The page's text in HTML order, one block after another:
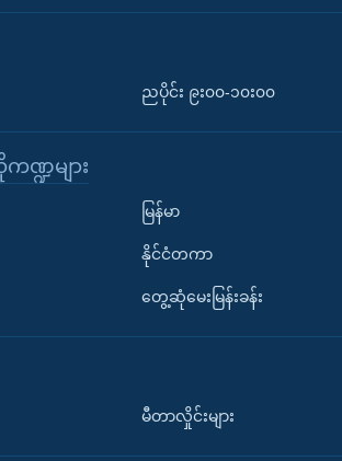
ညပိုင်း ၉း၀၀-၁၀း၀၀
ဍများ
မြန်မာ
နိုင်ငံတကာ
တွေ့ဆုံမေးမြန်းခန်း
မီတာလှိုင်းများ